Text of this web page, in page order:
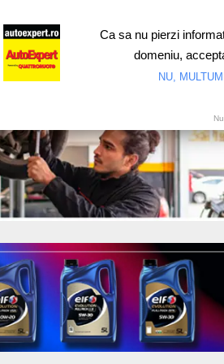
Test drive Motorsport
Ca sa nu pierzi
domeniu,
NU,